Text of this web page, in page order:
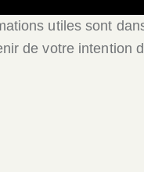
utiles sont
de votre intention